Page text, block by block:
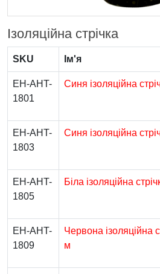
Ізоляційна стрічка
SKU Ім'я
EH-AHT-
1801
Синя ізоляційна
EH-AHT-
1803
Синя ізоляційна
EH-AHT-
1805
Біла ізоляційна
EH-AHT-
1809
Червона ізоляційна
м